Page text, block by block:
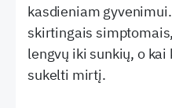
kasdieniam
skirtingais
lengvų iki sunkių, o
sukelti mirtį.